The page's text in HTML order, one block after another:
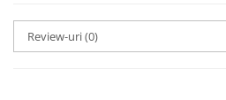
Review-uri(0)